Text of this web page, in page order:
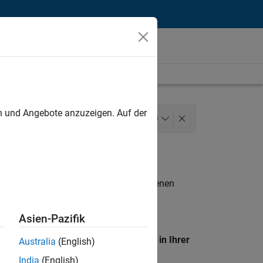
Inside Sales 3
. Wenn Sie noch immer keine offenen
unseres
Standort, um alle Stellenangebote in Ihrer
Angebote anzuzeigen. Auf der
Asien-Pazifik
Australia (English)
India (English)